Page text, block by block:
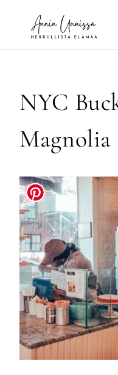
sisältöön
NYC
Magnolia